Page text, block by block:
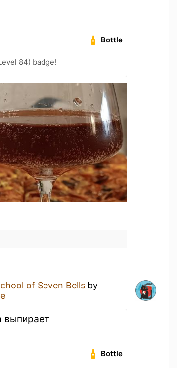
Bottle
84) badge!
of Seven Bells by
выпирает
Bottle